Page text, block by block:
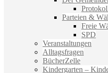
Parteien &
Freie
SPD
Veranstaltungen
Alltagsfragen
BücherZelle
Kindergarten –